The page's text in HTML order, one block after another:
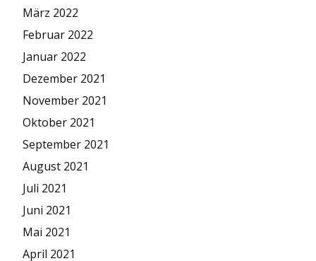
März 2022
Februar 2022
Januar 2022
Dezember 2021
November 2021
Oktober 2021
September 2021
August 2021
Juli 2021
Juni 2021
Mai 2021
April 2021